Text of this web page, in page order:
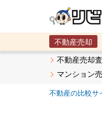
不動産売却
メタ住宅展示場
不動産売却
マンション
不動産の比較サ